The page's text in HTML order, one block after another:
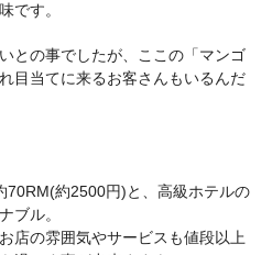
です。
との事でしたが、ここの「マンゴ
目当てに来るお客さんもいるんだ
70RM(約2500円)と、高級ホテルの
ブル。
店の雰囲気やサービスも値段以上